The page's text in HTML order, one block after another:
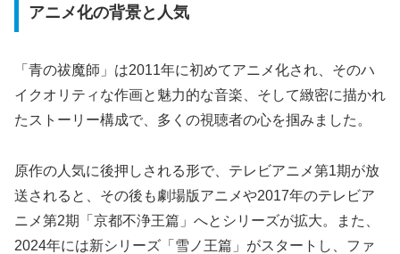
アニメ化の背景と人気
「青の祓魔師」は2011年に初めてアニメ化され、そのハ
イクオリティな作画と魅力的な音楽、そして緻密に描かれ
たストーリー構成で、多くの視聴者の心を掴みました。
原作の人気に後押しされる形で、テレビアニメ第1期が放
送されると、その後も劇場版アニメや2017年のテレビア
ニメ第2期「京都不浄王篇」へとシリーズが拡大。また、
2024年には新シリーズ「雪ノ王篇」がスタートし、ファ